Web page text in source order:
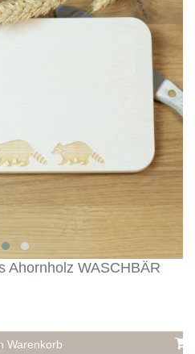
Ahornholz WASCHBÄR
Warenkorb